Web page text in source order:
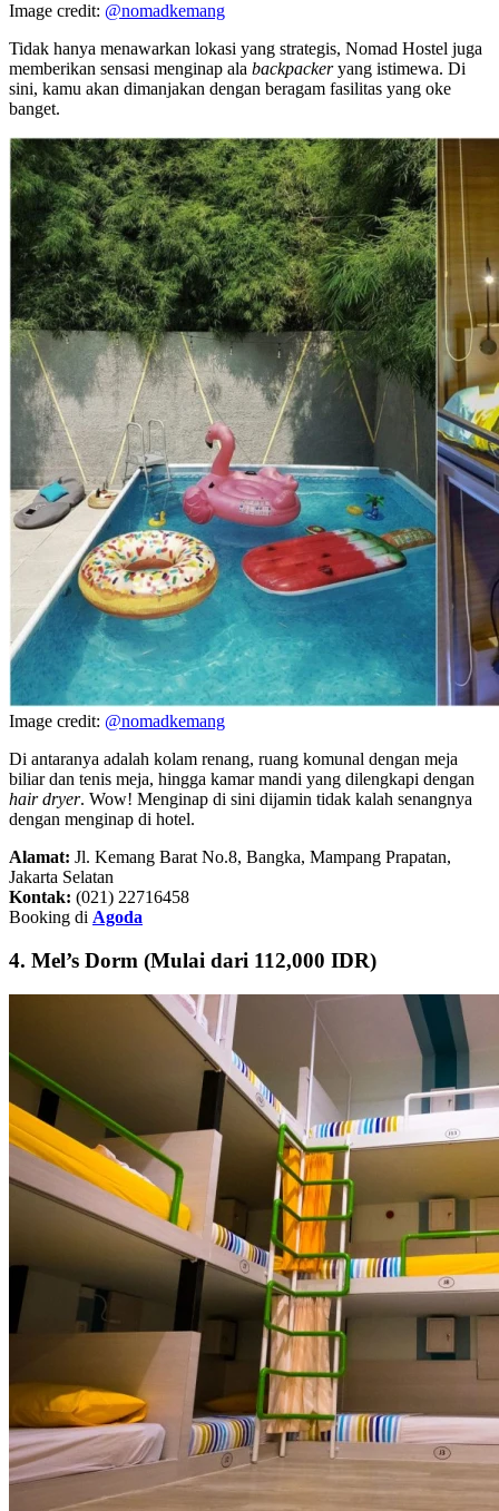
Image credit: @nomadkemang
Tidak hanya menawarkan lokasi yang strategis, Nomad Hostel juga
memberikan sensasi menginap ala backpackeryang istimewa. Di
sini, kamu akan dimanjakan dengan beragam fasilitas yang oke
banget.
Image credit: @nomadkemang
Di antaranya adalah kolam renang, ruang komunal dengan meja
biliar dan tenis meja, hingga kamar mandi yang dilengkapi dengan
hair dryer. Wow! Menginap di sini dijamin tidak kalah senangnya
dengan menginap di hotel.
Alamat: Jl. Kemang Barat No.8, Bangka, Mampang Prapatan,
Jakarta Selatan
Kontak: (021) 22716458
Booking di Agoda
4. Mel’s Dorm (Mulai dari 112,000 IDR)